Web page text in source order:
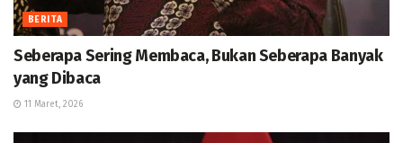
BERITA
Seberapa Sering Membaca, Bukan Seberapa Banyak
yang Dibaca
11 Maret, 2026